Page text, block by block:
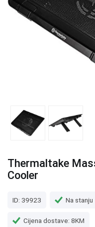
Thermaltake
Cooler
ID: 39923 Na stanju
Cijena dostave: 8KM